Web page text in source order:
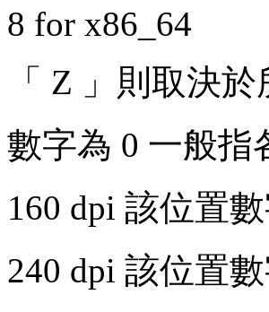
8 for x86_64
「 Z 」則取決
數字為 0 一般指
160 dpi 該位置
240 dpi 該位置